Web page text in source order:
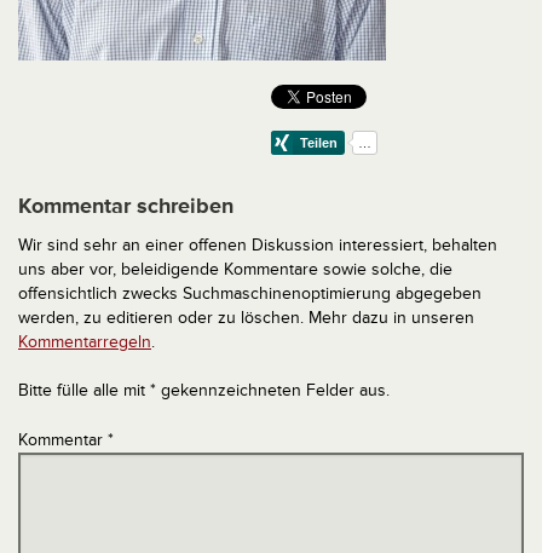
Kommentar schreiben
Wir sind sehr an einer offenen Diskussion interessiert, behalten
uns aber vor, beleidigende Kommentare sowie solche, die
offensichtlich zwecks Suchmaschinenoptimierung abgegeben
werden, zu editieren oder zu löschen. Mehr dazu in unseren
Kommentarregeln.
Bitte fülle alle mit * gekennzeichneten Felder aus.
Kommentar *